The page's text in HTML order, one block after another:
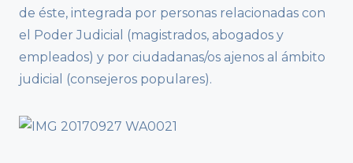
de éste, integrada por personas relacionadas con
el Poder Judicial (magistrados, abogados y
empleados) y por ciudadanas/os ajenos al ámbito
judicial (consejeros populares).